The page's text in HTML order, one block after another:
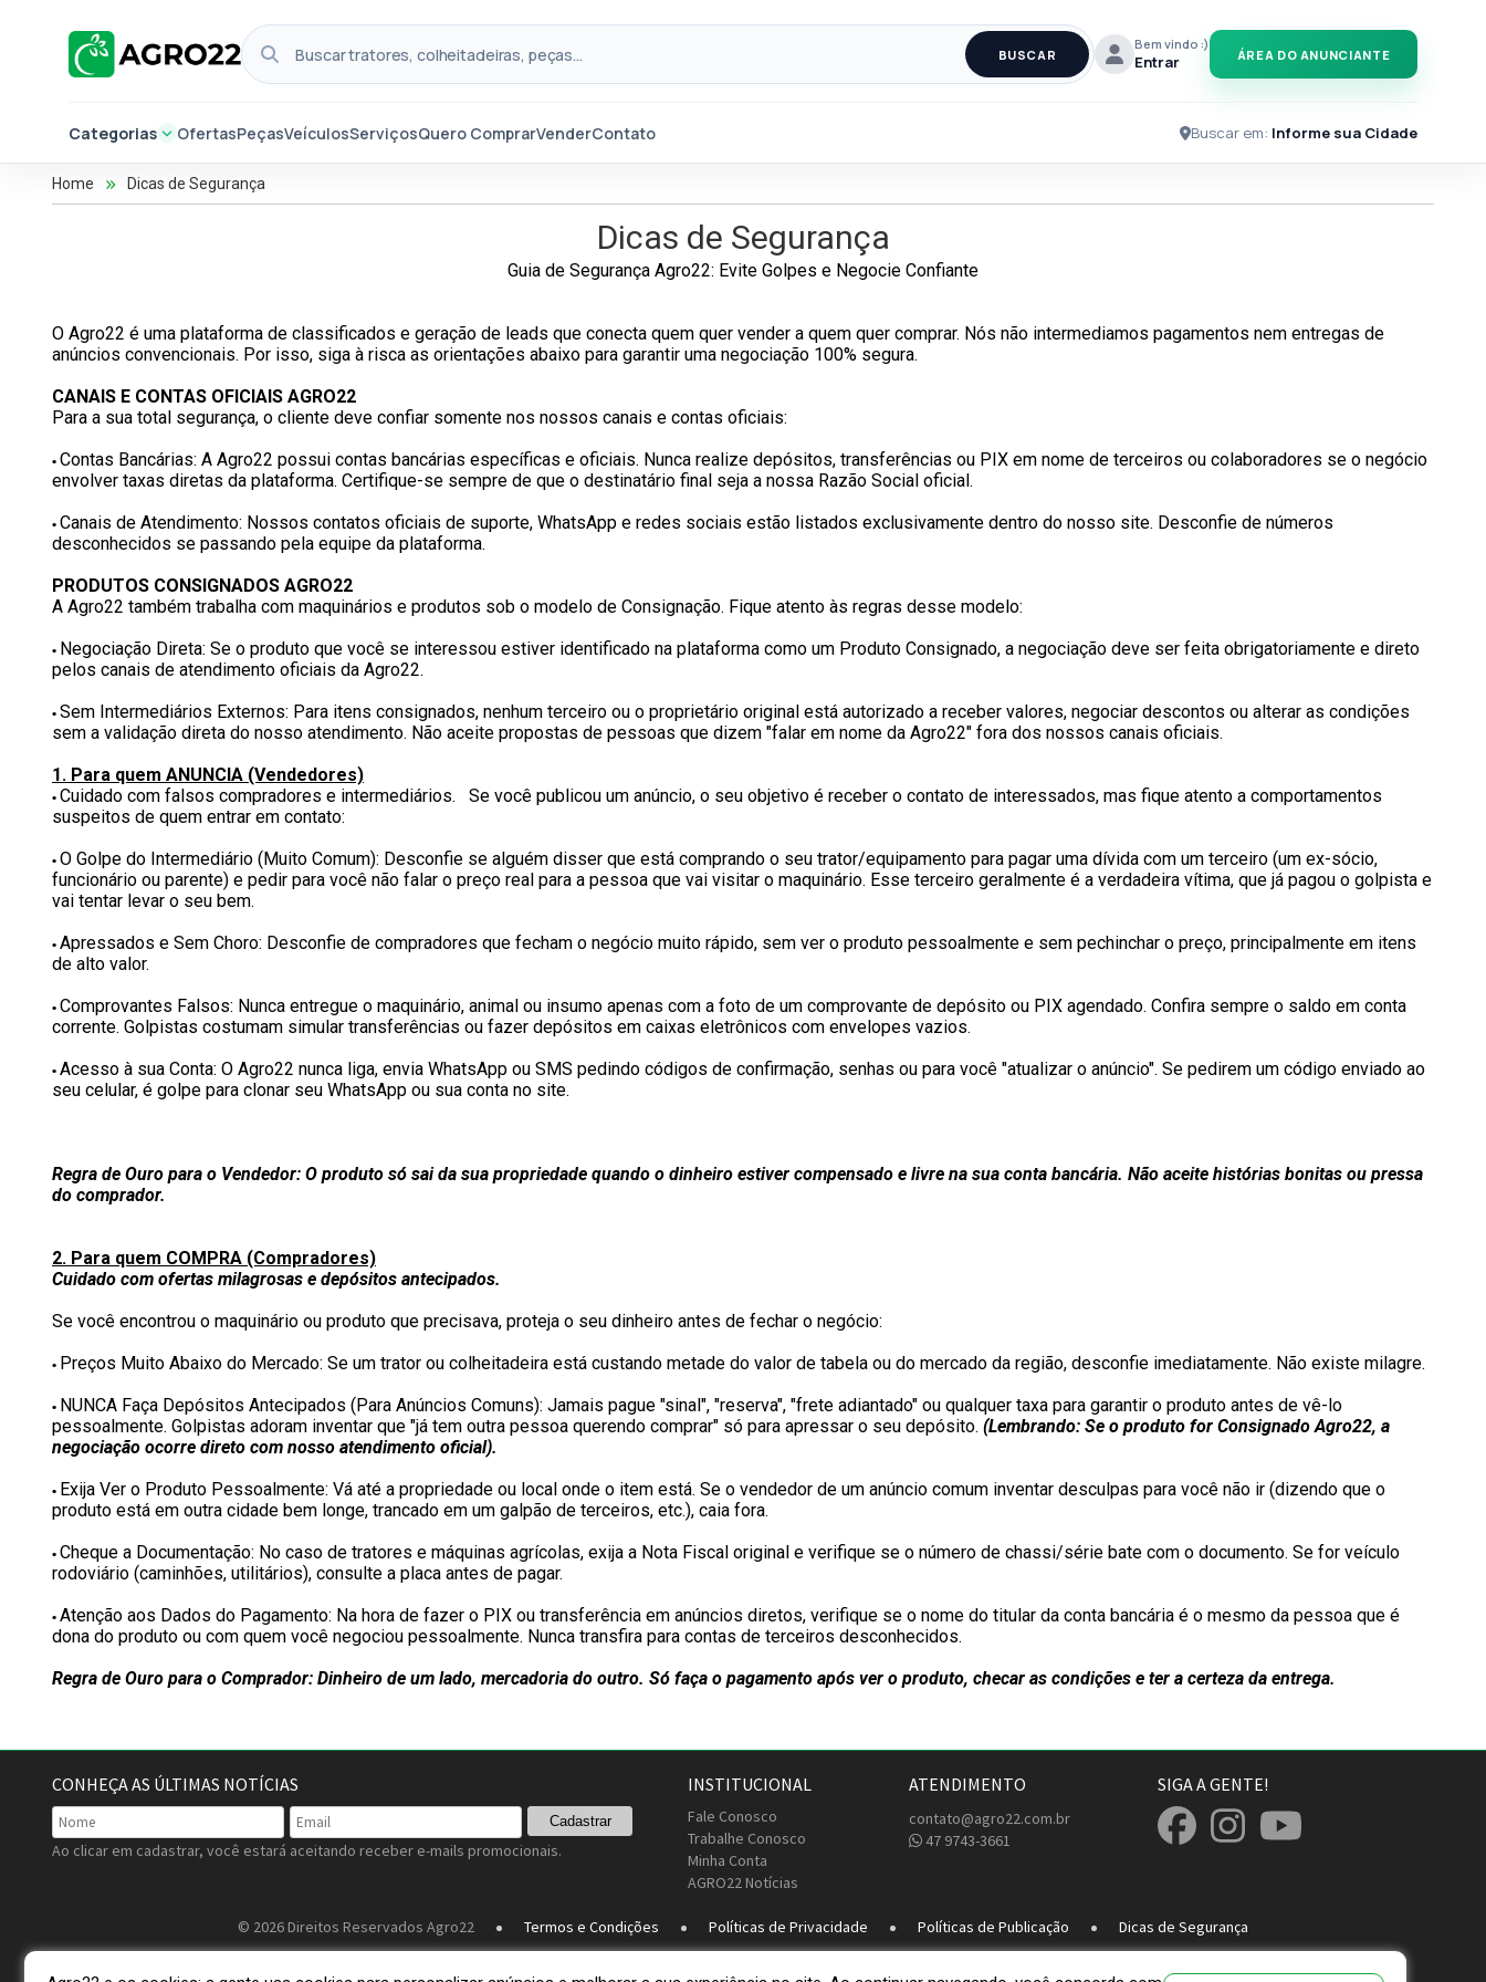
BUSCAR
Bem vindo :)
Entrar ÁREA DO ANUNCIANTE
Categorias OfertasPeçasVeículosServiçosQuero ComprarVenderContato Buscar em: Informe sua Cidade
Home Dicas de Segurança
Dicas de Segurança
Guia de Segurança Agro22: Evite Golpes e Negocie Confiante
O Agro22 é uma plataforma de classificados e geração de leads que conecta quem quer vender a quem quer comprar. Nós não intermediamos pagamentos nem entregas de
anúncios convencionais. Por isso, siga à risca as orientações abaixo para garantir uma negociação 100% segura.
CANAIS E CONTAS OFICIAIS AGRO22
Para a sua total segurança, o cliente deve confiar somente nos nossos canais e contas oficiais:
• Contas Bancárias: A Agro22 possui contas bancárias específicas e oficiais. Nunca realize depósitos, transferências ou PIX em nome de terceiros ou colaboradores se o negócio
envolver taxas diretas da plataforma. Certifique-se sempre de que o destinatário final seja a nossa Razão Social oficial.
• Canais de Atendimento: Nossos contatos oficiais de suporte, WhatsApp e redes sociais estão listados exclusivamente dentro do nosso site. Desconfie de números
desconhecidos se passando pela equipe da plataforma.
PRODUTOS CONSIGNADOS AGRO22
A Agro22 também trabalha com maquinários e produtos sob o modelo de Consignação. Fique atento às regras desse modelo:
• Negociação Direta: Se o produto que você se interessou estiver identificado na plataforma como um Produto Consignado, a negociação deve ser feita obrigatoriamente e direto
pelos canais de atendimento oficiais da Agro22.
• Sem Intermediários Externos: Para itens consignados, nenhum terceiro ou o proprietário original está autorizado a receber valores, negociar descontos ou alterar as condições
sem a validação direta do nosso atendimento. Não aceite propostas de pessoas que dizem "falar em nome da Agro22" fora dos nossos canais oficiais.
1. Para quem ANUNCIA (Vendedores)
• Cuidado com falsos compradores e intermediários. Se você publicou um anúncio, o seu objetivo é receber o contato de interessados, mas fique atento a comportamentos
suspeitos de quem entrar em contato:
• O Golpe do Intermediário (Muito Comum): Desconfie se alguém disser que está comprando o seu trator/equipamento para pagar uma dívida com um terceiro (um ex-sócio,
funcionário ou parente) e pedir para você não falar o preço real para a pessoa que vai visitar o maquinário. Esse terceiro geralmente é a verdadeira vítima, que já pagou o golpista e
vai tentar levar o seu bem.
• Apressados e Sem Choro: Desconfie de compradores que fecham o negócio muito rápido, sem ver o produto pessoalmente e sem pechinchar o preço, principalmente em itens
de alto valor.
• Comprovantes Falsos: Nunca entregue o maquinário, animal ou insumo apenas com a foto de um comprovante de depósito ou PIX agendado. Confira sempre o saldo em conta
corrente. Golpistas costumam simular transferências ou fazer depósitos em caixas eletrônicos com envelopes vazios.
• Acesso à sua Conta: O Agro22 nunca liga, envia WhatsApp ou SMS pedindo códigos de confirmação, senhas ou para você "atualizar o anúncio". Se pedirem um código enviado ao
seu celular, é golpe para clonar seu WhatsApp ou sua conta no site.
Regra de Ouro para o Vendedor: O produto só sai da sua propriedade quando o dinheiro estiver compensado e livre na sua conta bancária. Não aceite histórias bonitas ou pressa
do comprador.
2. Para quem COMPRA (Compradores)
Cuidado com ofertas milagrosas e depósitos antecipados.
Se você encontrou o maquinário ou produto que precisava, proteja o seu dinheiro antes de fechar o negócio:
• Preços Muito Abaixo do Mercado: Se um trator ou colheitadeira está custando metade do valor de tabela ou do mercado da região, desconfie imediatamente. Não existe milagre.
• NUNCA Faça Depósitos Antecipados (Para Anúncios Comuns): Jamais pague "sinal", "reserva", "frete adiantado" ou qualquer taxa para garantir o produto antes de vê-lo
pessoalmente. Golpistas adoram inventar que "já tem outra pessoa querendo comprar" só para apressar o seu depósito. (Lembrando: Se o produto for Consignado Agro22, a
negociação ocorre direto com nosso atendimento oficial).
• Exija Ver o Produto Pessoalmente: Vá até a propriedade ou local onde o item está. Se o vendedor de um anúncio comum inventar desculpas para você não ir (dizendo que o
produto está em outra cidade bem longe, trancado em um galpão de terceiros, etc.), caia fora.
• Cheque a Documentação: No caso de tratores e máquinas agrícolas, exija a Nota Fiscal original e verifique se o número de chassi/série bate com o documento. Se for veículo
rodoviário (caminhões, utilitários), consulte a placa antes de pagar.
• Atenção aos Dados do Pagamento: Na hora de fazer o PIX ou transferência em anúncios diretos, verifique se o nome do titular da conta bancária é o mesmo da pessoa que é
dona do produto ou com quem você negociou pessoalmente. Nunca transfira para contas de terceiros desconhecidos.
Regra de Ouro para o Comprador: Dinheiro de um lado, mercadoria do outro. Só faça o pagamento após ver o produto, checar as condições e ter a certeza da entrega.
CONHEÇA AS ÚLTIMAS NOTÍCIAS
Ao clicar em cadastrar, você estará aceitando receber e-mails promocionais.
INSTITUCIONAL
Fale Conosco
Trabalhe Conosco
Minha Conta
AGRO22 Notícias
ATENDIMENTO
contato@agro22.com.br
47 9743-3661
SIGA A GENTE!
© 2026 Direitos Reservados Agro22 Termos e Condições Políticas de Privacidade Políticas de Publicação Dicas de Segurança
AGRO22 - CNPJ: 37.845.516/0001-47 Localidade: Rio do Sul - SC © 2026 - agro22.com.br